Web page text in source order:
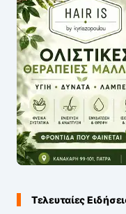
Τελευταίες